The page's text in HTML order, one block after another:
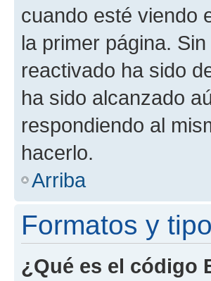
cuando esté viendo
la primer página.
reactivado ha sido
ha sido alcanzado
respondiendo al
hacerlo.
Arriba
Formatos y
¿Qué es el código